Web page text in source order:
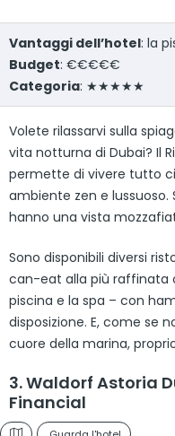
Vantaggi dell’hotel: la
Budget: €€€€€
Categoria: ★★★★★
Volete rilassarvi sulla
vita notturna di Dubai? Il
permette di vivere tutto
ambiente zen e lussuoso.
hanno una vista
Sono disponibili diversi
can-eat alla più raffinata
piscina e la spa – con
disposizione. E, come se
cuore della marina,
3. Waldorf Astoria
Financial